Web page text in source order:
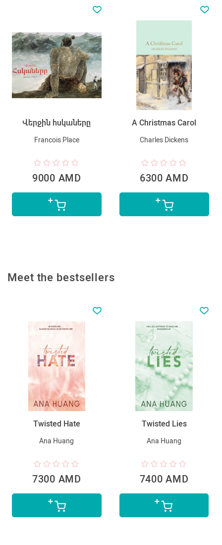
Վերջին հսկաները
Francois Place
9000 AMD
A Christmas Carol
Charles Dickens
6300 AMD
Meet the bestsellers
Twisted Hate
Ana Huang
7300 AMD
Twisted Lies
Ana Huang
7400 AMD